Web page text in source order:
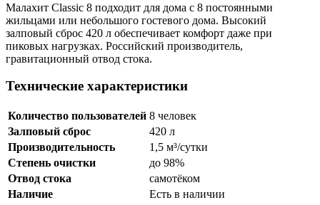
Малахит Classic 8 подходит для дома с 8 постоянными
жильцами или небольшого гостевого дома. Высокий
залповый сброс 420 л обеспечивает комфорт даже при
пиковых нагрузках. Российский производитель,
гравитационный отвод стока.
Технические характеристики
Количество пользователей 8 человек
Залповый сброс
420 л
Производительность
1,5 м³/сутки
Степень очистки
до 98%
Отвод стока
самотёком
Наличие
Есть в наличии